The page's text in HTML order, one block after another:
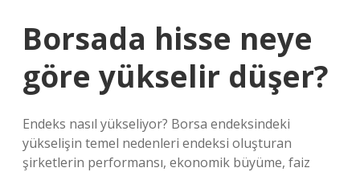
Borsada hisse neye
göre yükselir düşer?
Endeks nasıl yükseliyor? Borsa endeksindeki
yükselişin temel nedenleri endeksi oluşturan
şirketlerin performansı, ekonomik büyüme, faiz